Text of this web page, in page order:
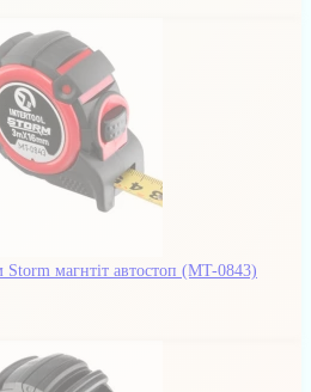
магнтіт автостоп (MT-0843)